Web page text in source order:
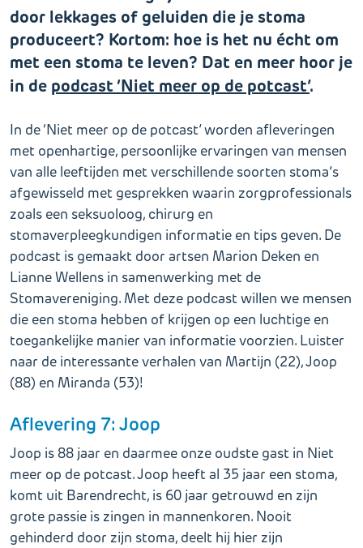
door lekkages of geluiden die je stoma
produceert? Kortom: hoe is het nu écht om
met een stoma te leven? Dat en meer hoor je
in de podcast ‘Niet meer op de potcast’.
In de ‘Niet meer op de potcast’ worden afleveringen
met openhartige, persoonlijke ervaringen van mensen
van alle leeftijden met verschillende soorten stoma’s
afgewisseld met gesprekken waarin zorgprofessionals
zoals een seksuoloog, chirurg en
stomaverpleegkundigen informatie en tips geven. De
podcast is gemaakt door artsen Marion Deken en
Lianne Wellens in samenwerking met de
Stomavereniging. Met deze podcast willen we mensen
die een stoma hebben of krijgen op een luchtige en
toegankelijke manier van informatie voorzien. Luister
naar de interessante verhalen van Martijn (22), Joop
(88) en Miranda (53)!
Aflevering 7: Joop
Joop is 88 jaar en daarmee onze oudste gast in Niet
meer op de potcast. Joop heeft al 35 jaar een stoma,
komt uit Barendrecht, is 60 jaar getrouwd en zijn
grote passie is zingen in mannenkoren. Nooit
gehinderd door zijn stoma, deelt hij hier zijn